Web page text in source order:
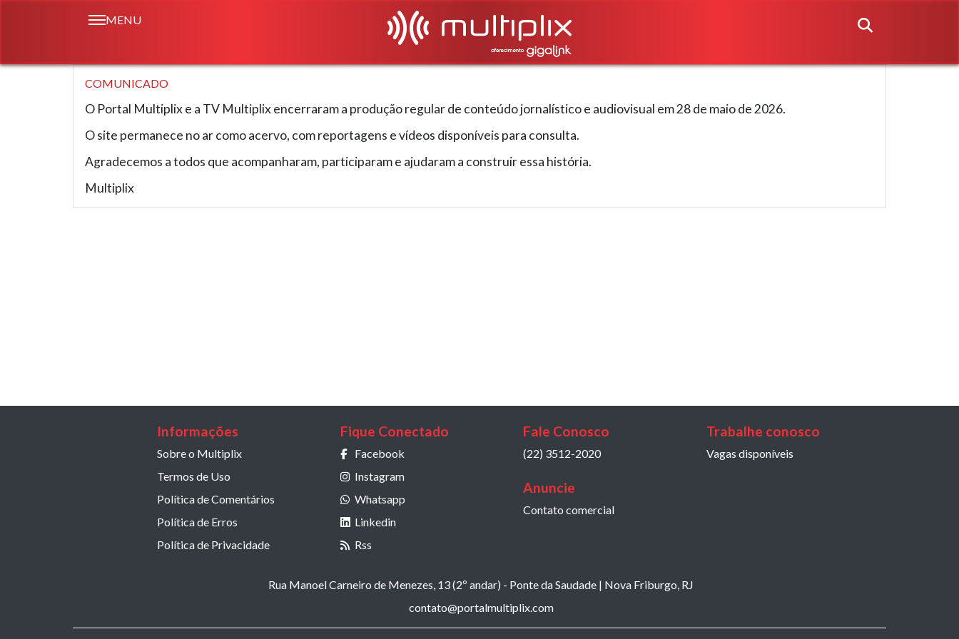
MENU
COMUNICADO
O Portal Multiplix e a TV Multiplix encerraram a produção regular de conteúdo jornalístico e audiovisual em 28 de maio de 2026.
O site permanece no ar como acervo, com reportagens e vídeos disponíveis para consulta.
Agradecemos a todos que acompanharam, participaram e ajudaram a construir essa história.
Multiplix
Informações
Sobre o Multiplix
Termos de Uso
Política de Comentários
Política de Erros
Política de Privacidade
Fique Conectado
Facebook
Instagram
Whatsapp
Linkedin
Rss
Fale Conosco
(22) 3512-2020
Anuncie
Contato comercial
Trabalhe conosco
Vagas disponíveis
Rua Manoel Carneiro de Menezes, 13 (2º andar) - Ponte da Saudade | Nova Friburgo, RJ
contato@portalmultiplix.com